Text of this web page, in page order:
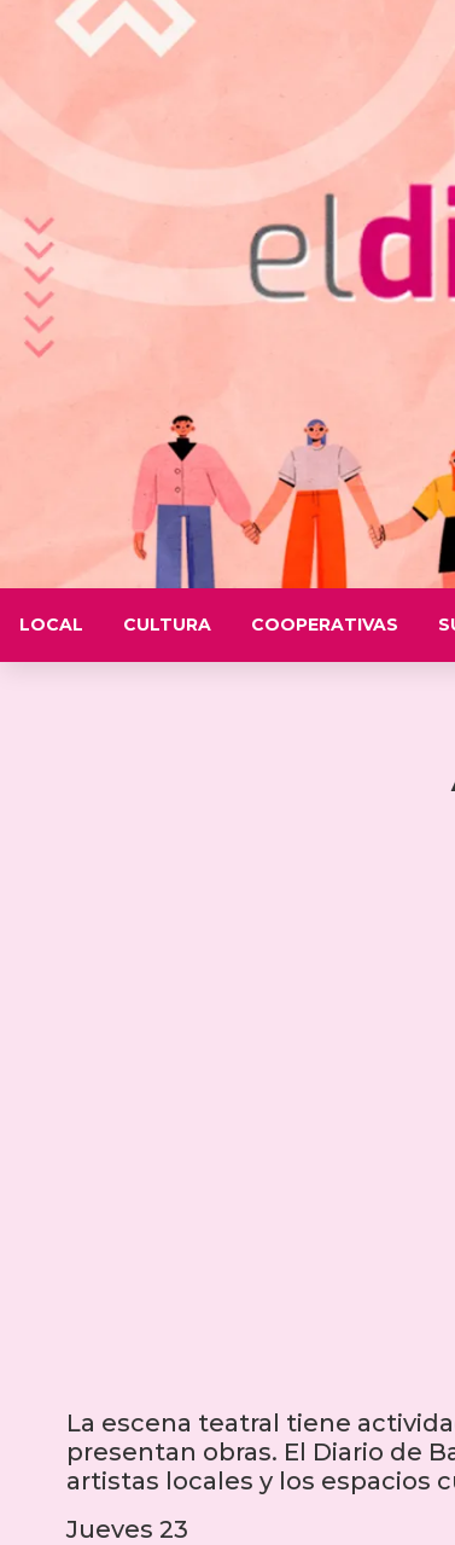
LOCAL CULTURA COOPERATIVAS
La escena teatral tiene
presentan obras. El Diario de
artistas locales y los espacios
Jueves 23